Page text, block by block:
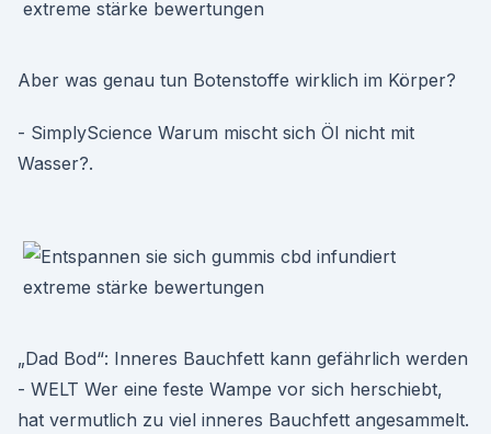
Aber was genau tun Botenstoffe wirklich im Körper?
- SimplyScience Warum mischt sich Öl nicht mit
Wasser?.
„Dad Bod“: Inneres Bauchfett kann gefährlich werden
- WELT Wer eine feste Wampe vor sich herschiebt,
hat vermutlich zu viel inneres Bauchfett angesammelt.